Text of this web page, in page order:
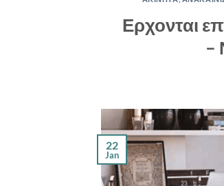
Ερχονται
–
22
Jan